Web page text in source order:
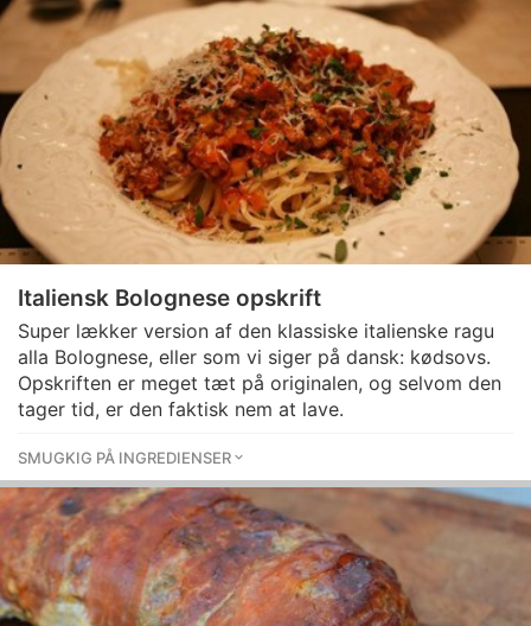
Italiensk Bolognese opskrift
Super lækker version af den klassiske italienske ragu
alla Bolognese, eller som vi siger på dansk: kødsovs.
Opskriften er meget tæt på originalen, og selvom den
tager tid, er den faktisk nem at lave.
SMUGKIG PÅ INGREDIENSER